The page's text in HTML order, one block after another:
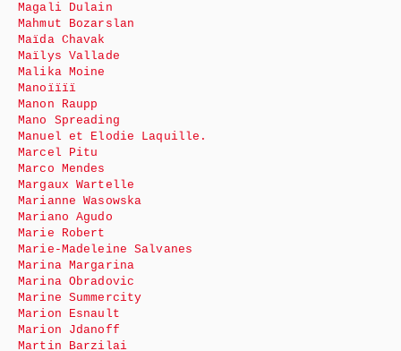
Magali Dulain
Mahmut Bozarslan
Maïda Chavak
Maïlys Vallade
Malika Moine
Manoïïïï
Manon Raupp
Mano Spreading
Manuel et Elodie Laquille.
Marcel Pitu
Marco Mendes
Margaux Wartelle
Marianne Wasowska
Mariano Agudo
Marie Robert
Marie-Madeleine Salvanes
Marina Margarina
Marina Obradovic
Marine Summercity
Marion Esnault
Marion Jdanoff
Martin Barzilai